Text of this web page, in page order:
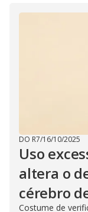
DO R7/16/10/2025
Uso
altera o
cérebro
Costume de